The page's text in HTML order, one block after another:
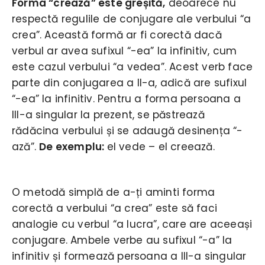
Forma “crează” este greșită, deoarece nu
respectă regulile de conjugare ale verbului “a
crea”. Această formă ar fi corectă dacă
verbul ar avea sufixul “-ea” la infinitiv, cum
este cazul verbului “a vedea”. Acest verb face
parte din conjugarea a II-a, adică are sufixul
“-ea” la infinitiv. Pentru a forma persoana a
III-a singular la prezent, se păstrează
rădăcina verbului și se adaugă desinența “-
ază”. De exemplu: el vede – el creează.
O metodă simplă de a-ți aminti forma
corectă a verbului “a crea” este să faci
analogie cu verbul “a lucra”, care are aceeași
conjugare. Ambele verbe au sufixul “-a” la
infinitiv și formează persoana a III-a singular